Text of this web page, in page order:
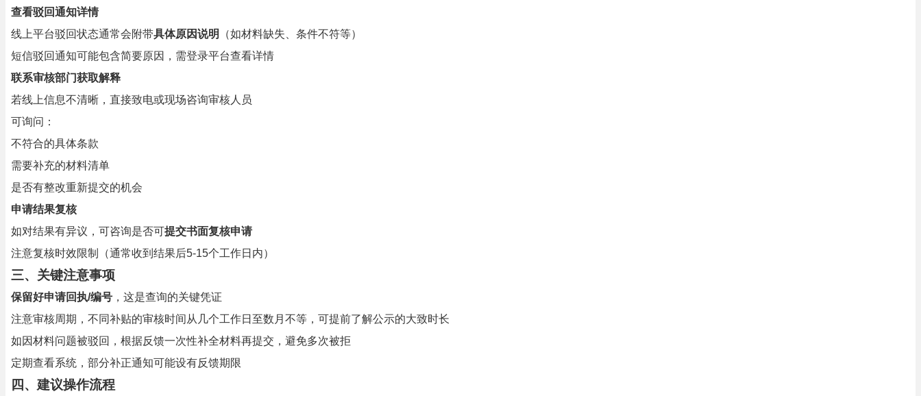
查看驳回通知详情
线上平台驳回状态通常会附带具体原因说明
（如材料缺失、条件不符等）
短信驳回通知可能包含简要原因，需登录平台查看详情
联系审核部门获取解释
若线上信息不清晰，直接致电或现场咨询审核人员
可询问：
不符合的具体条款
需要补充的材料清单
是否有整改重新提交的机会
申请结果复核
如对结果有异议，可咨询是否可提交书面复核申请
注意复核时效限制（通常收到结果后5-15个工作日内）
三、关键注意事项
保留好申请回执/编号 ，这是查询的关键凭证
注意审核周期，不同补贴的审核时间从几个工作日至数月不等，可提前了解公示的大致时长
如因材料问题被驳回，根据反馈一次性补全材料再提交，避免多次被拒
定期查看系统，部分补正通知可能设有反馈期限
四、建议操作流程